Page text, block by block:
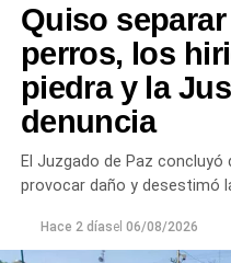
Quiso
perros, los
piedra y la
denuncia
El Juzgado de Paz
provocar daño y desestimó
Hace 2 díasel 06/08/2026